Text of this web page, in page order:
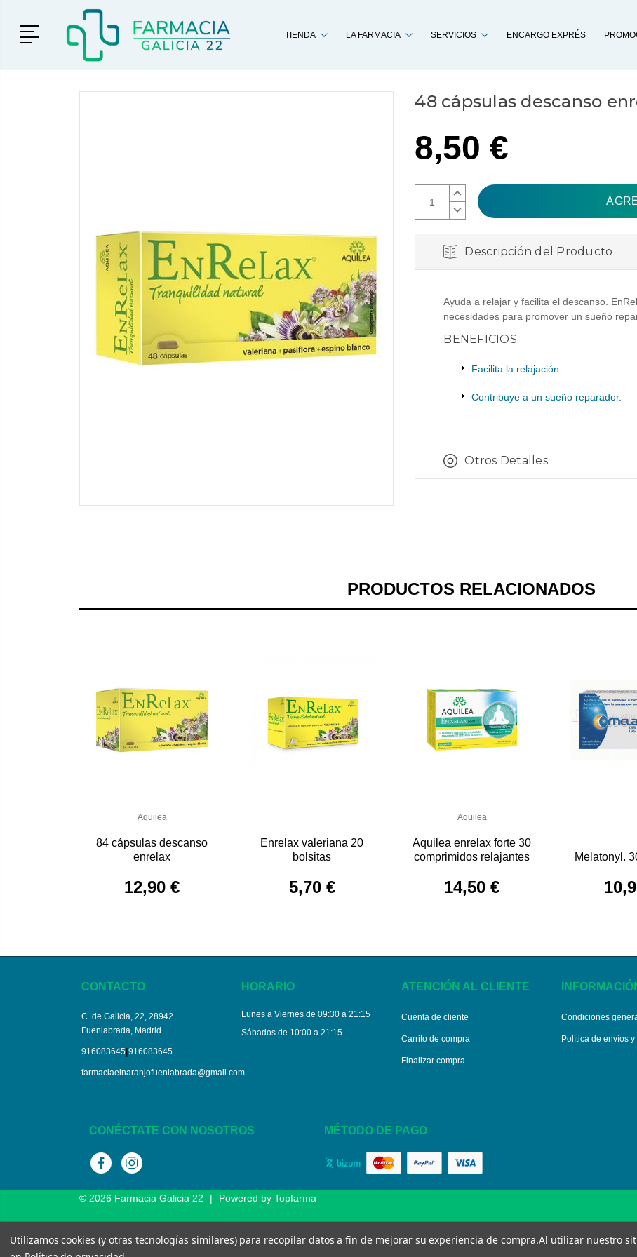
Menú TIENDA LA FARMACIA SERVICIOS ENCARGO EXPRÉS
48 cápsulas descanso
8,50 €
AUMENTAR
CANTIDAD:
DISMINUIR
CANTIDAD:
Descripción del Producto
Ayuda a relajar y facilita el descanso.
necesidades para promover un sueño
BENEFICIOS:
Facilita la relajación.
Contribuye a un sueño reparador.
Otros Detalles
PRODUCTOS RELACIONADOS
Aquilea
84 cápsulas descanso
enrelax
12,90 €
Enrelax valeriana 20
bolsitas
5,70 €
Aquilea
Aquilea enrelax forte 30
comprimidos relajantes
14,50 €
Melatonyl.
CONTACTO
C. de Galicia, 22, 28942
Fuenlabrada, Madrid
916083645|916083645
farmaciaelnaranjofuenlabrada@gmail.com
HORARIO
Lunes a Viernes de 09:30 a 21:15
Sábados de 10:00 a 21:15
ATENCIÓN AL CLIENTE
Cuenta de cliente
Carrito de compra
Finalizar compra
Condiciones
Política de envíos
CONÉCTATE CON NOSOTROS
FacebookInstagram
MÉTODO DE PAGO
© 2026 Farmacia Galicia 22 | Powered by Topfarma
Utilizamos cookies (y otras tecnologías similares) para recopilar datos a fin de mejorar su experiencia de compra.Al utilizar nuestro